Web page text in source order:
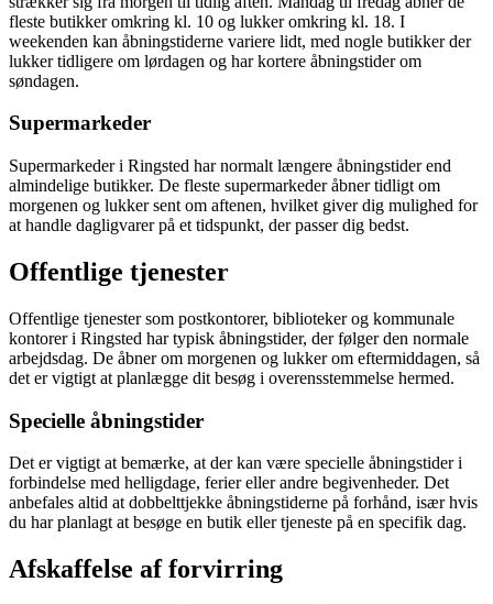
fleste butikker omkring kl. 10 og lukker omkring kl. 18. I
weekenden kan åbningstiderne variere lidt, med nogle butikker der
lukker tidligere om lørdagen og har kortere åbningstider om
søndagen.
Supermarkeder
Supermarkeder i Ringsted har normalt længere åbningstider end
almindelige butikker. De fleste supermarkeder åbner tidligt om
morgenen og lukker sent om aftenen, hvilket giver dig mulighed for
at handle dagligvarer på et tidspunkt, der passer dig bedst.
Offentlige tjenester
Offentlige tjenester som postkontorer, biblioteker og kommunale
kontorer i Ringsted har typisk åbningstider, der følger den normale
arbejdsdag. De åbner om morgenen og lukker om eftermiddagen, så
det er vigtigt at planlægge dit besøg i overensstemmelse hermed.
Specielle åbningstider
Det er vigtigt at bemærke, at der kan være specielle åbningstider i
forbindelse med helligdage, ferier eller andre begivenheder. Det
anbefales altid at dobbelttjekke åbningstiderne på forhånd, især hvis
du har planlagt at besøge en butik eller tjeneste på en specifik dag.
Afskaffelse af forvirring